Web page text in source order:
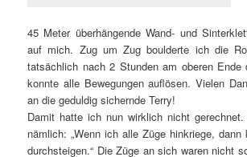
45 Meter überhängende Wand- und
auf mich. Zug um Zug boulderte ich die
tatsächlich nach 2 Stunden am oberen Ende
konnte alle Bewegungen auflösen. Vielen
an die geduldig sichernde Terry!
Damit hatte ich nun wirklich nicht
nämlich: „Wenn ich alle Züge hinkriege,
durchsteigen.“ Die Züge an sich waren nicht